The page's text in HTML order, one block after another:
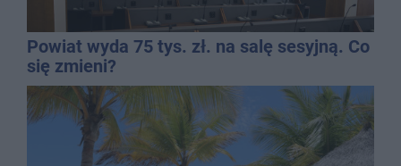
Powiat wyda 75 tys. zł. na salę sesyjną. Co
się zmieni?